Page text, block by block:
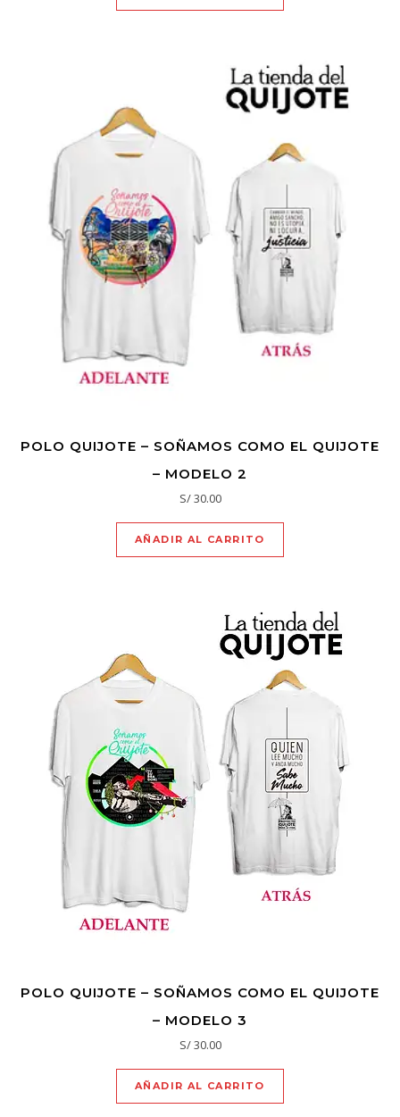
POLO QUIJOTE – SOÑAMOS COMO EL QUIJOTE
– MODELO 2
S/30.00
AÑADIR AL CARRITO
POLO QUIJOTE – SOÑAMOS COMO EL QUIJOTE
– MODELO 3
S/30.00
AÑADIR AL CARRITO